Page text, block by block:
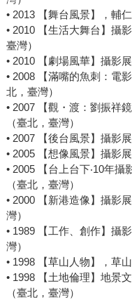
• 2013 【舞台風景】，輔
• 2010 【生活大舞台】攝
臺灣）
• 2010 【劇場風華】攝影
• 2008 【滿嘴的魚刺：電
北，臺灣）
• 2007 【觀・渡：劉振祥
（臺北，臺灣）
• 2007 【後台風景】攝影
• 2005 【想像風景】攝影
• 2005 【台上台下‧10年
（臺北，臺灣）
• 2000 【新港造像】攝影
灣）
• 1989 【工作、創作】攝
灣）
• 1998 【草山人物】，草
• 1998 【土地倫理】地景
（臺北，臺灣）